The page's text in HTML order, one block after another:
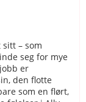
– som
seg for mye
er
den flotte
som en flørt,